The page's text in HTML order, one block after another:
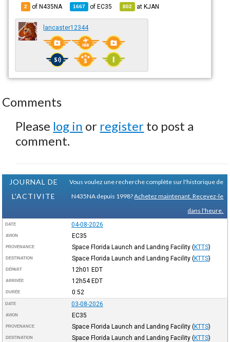
2 of N435NA 1667 ofEC35 802 atKJAN
lancaster12344
Comments
Please log in or register to post a
comment.
JOURNAL DE
L'ACTIVITE
Vous voulez une recherche complète sur l'historique de
N435NA depuis 1998?Achetez maintenant. Recevez-le
dans l'heure.
DATE 04-08-2026
AVION EC35
PROVENANCE Space Florida Launch and Landing Facility (KTTS)
DESTINATION Space Florida Launch and Landing Facility (KTTS)
DÉPART 12h01 EDT
ARRIVÉE 12h54EDT
DURÉE 0:52
DATE 03-08-2026
AVION EC35
PROVENANCE Space Florida Launch and Landing Facility (KTTS)
DESTINATION Space Florida Launch and Landing Facility (KTTS)